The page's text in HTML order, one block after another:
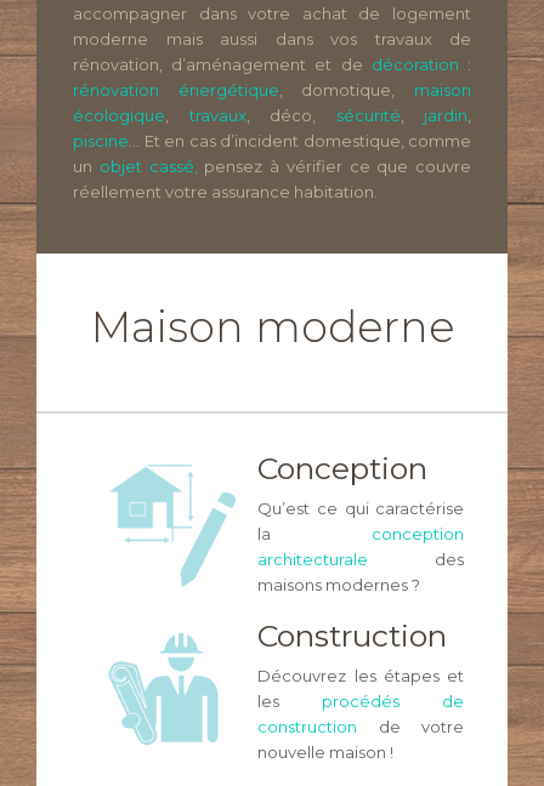
accompagner dans votre achat de logement
moderne mais aussi dans vos travaux de
rénovation, d’aménagement et de décoration :
rénovation énergétique, domotique, maison
écologique, travaux, déco, sécurité, jardin,
piscine… Et en cas d’incident domestique, comme
un objet cassé,pensez à vérifier ce que couvre
réellement votre assurance habitation.
Maison moderne
Conception
Qu’est ce qui caractérise
la conception
architecturale des
maisons modernes ?
Construction
Découvrez les étapes et
les procédés de
construction de votre
nouvelle maison !